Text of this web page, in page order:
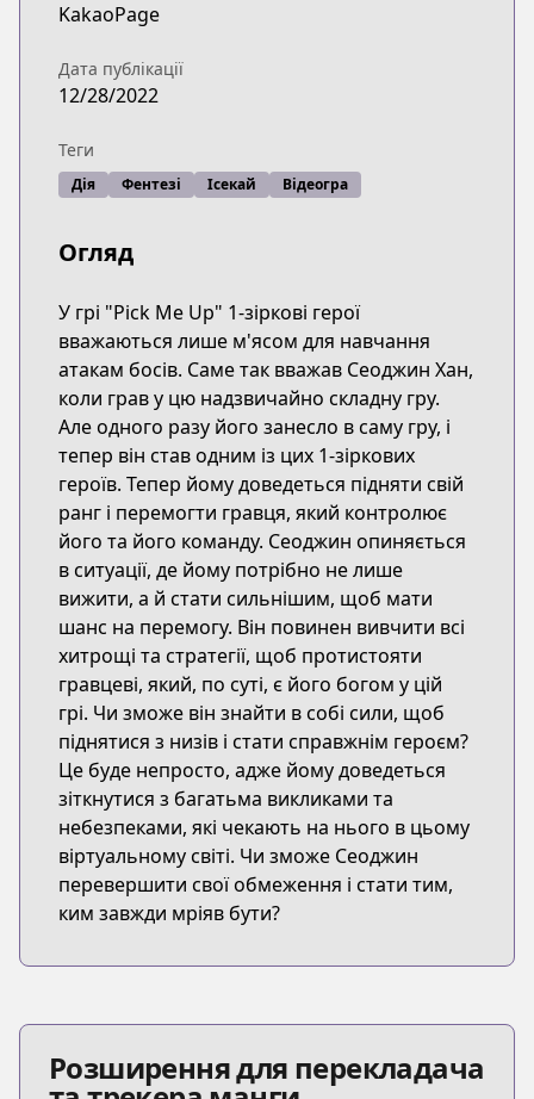
KakaoPage
Дата публікації
12/28/2022
Теги
Дія Фентезі Ісекай Відеогра
Огляд
У грі "Pick Me Up" 1-зіркові герої
вважаються лише м'ясом для навчання
атакам босів. Саме так вважав Сеоджин Хан,
коли грав у цю надзвичайно складну гру.
Але одного разу його занесло в саму гру, і
тепер він став одним із цих 1-зіркових
героїв. Тепер йому доведеться підняти свій
ранг і перемогти гравця, який контролює
його та його команду. Сеоджин опиняється
в ситуації, де йому потрібно не лише
вижити, а й стати сильнішим, щоб мати
шанс на перемогу. Він повинен вивчити всі
хитрощі та стратегії, щоб протистояти
гравцеві, який, по суті, є його богом у цій
грі. Чи зможе він знайти в собі сили, щоб
піднятися з низів і стати справжнім героєм?
Це буде непросто, адже йому доведеться
зіткнутися з багатьма викликами та
небезпеками, які чекають на нього в цьому
віртуальному світі. Чи зможе Сеоджин
перевершити свої обмеження і стати тим,
ким завжди мріяв бути?
Розширення для перекладача